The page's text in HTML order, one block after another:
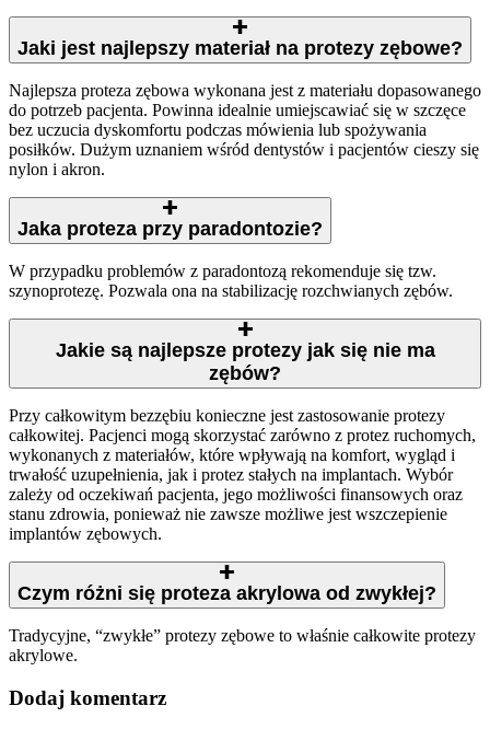
Jaki jest najlepszy materiał na protezy zębowe?
Najlepsza proteza zębowa wykonana jest z materiału dopasowanego
do potrzeb pacjenta. Powinna idealnie umiejscawiać się w szczęce
bez uczucia dyskomfortu podczas mówienia lub spożywania
posiłków. Dużym uznaniem wśród dentystów i pacjentów cieszy się
nylon i akron.
Jaka proteza przy paradontozie?
W przypadku problemów z paradontozą rekomenduje się tzw.
szynoprotezę. Pozwala ona na stabilizację rozchwianych zębów.
Jakie są najlepsze protezy jak się nie ma
zębów?
Przy całkowitym bezzębiu konieczne jest zastosowanie protezy
całkowitej. Pacjenci mogą skorzystać zarówno z protez ruchomych,
wykonanych z materiałów, które wpływają na komfort, wygląd i
trwałość uzupełnienia, jak i protez stałych na implantach. Wybór
zależy od oczekiwań pacjenta, jego możliwości finansowych oraz
stanu zdrowia, ponieważ nie zawsze możliwe jest wszczepienie
implantów zębowych.
Czym różni się proteza akrylowa od zwykłej?
Tradycyjne, “zwykłe” protezy zębowe to właśnie całkowite protezy
akrylowe.
Dodaj komentarz